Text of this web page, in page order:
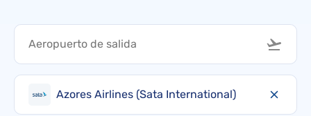
Azores Airlines (Sata International)